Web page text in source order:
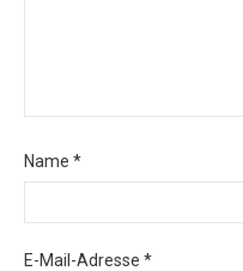
Name *
E-Mail-Adresse *